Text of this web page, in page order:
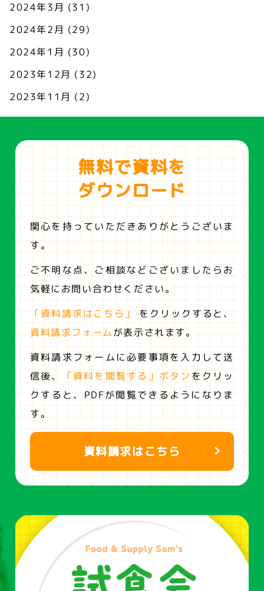
2024年3月 (31)
2024年2月 (29)
2024年1月 (30)
2023年12月 (32)
2023年11月 (2)
無料で資料を
ダウンロード
関心を持っていただきありがとうございま
す。
ご不明な点、ご相談などございましたらお
気軽にお問い合わせください。
「資料請求はこちら」
をクリックすると、
資料請求フォームが表示されます。
資料請求フォームに必要事項を入力して送
信後、
「資料を閲覧する」ボタン をクリッ
クすると、 PDFが閲覧できるようになりま
す。
資料請求はこちら